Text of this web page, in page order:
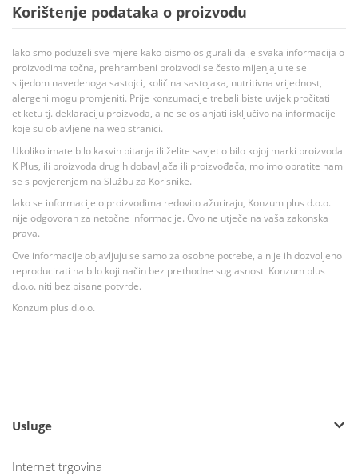
Korištenje podataka o proizvodu
Iako smo poduzeli sve mjere kako bismo osigurali da je svaka informacija o
proizvodima točna, prehrambeni proizvodi se često mijenjaju te se
slijedom navedenoga sastojci, količina sastojaka, nutritivna vrijednost,
alergeni mogu promjeniti. Prije konzumacije trebali biste uvijek pročitati
etiketu tj. deklaraciju proizvoda, a ne se oslanjati isključivo na informacije
koje su objavljene na web stranici.
Ukoliko imate bilo kakvih pitanja ili želite savjet o bilo kojoj marki proizvoda
K Plus, ili proizvoda drugih dobavljača ili proizvođača, molimo obratite nam
se s povjerenjem na Službu za Korisnike.
Iako se informacije o proizvodima redovito ažuriraju, Konzum plus d.o.o.
nije odgovoran za netočne informacije. Ovo ne utječe na vaša zakonska
prava.
Ove informacije objavljuju se samo za osobne potrebe, a nije ih dozvoljeno
reproducirati na bilo koji način bez prethodne suglasnosti Konzum plus
d.o.o. niti bez pisane potvrde.
Konzum plus d.o.o.
Usluge
Internet trgovina